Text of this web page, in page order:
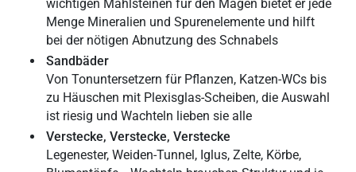
wichtigen Mahlsteinen für den Magen bietet er jede
Menge Mineralien und Spurenelemente und hilft
bei der nötigen Abnutzung des Schnabels
Sandbäder
Von Tonuntersetzern für Pflanzen, Katzen-WCs bis
zu Häuschen mit Plexisglas-Scheiben, die Auswahl
ist riesig und Wachteln lieben sie alle
Verstecke, Verstecke, Verstecke
Legenester, Weiden-Tunnel, Iglus, Zelte, Körbe,